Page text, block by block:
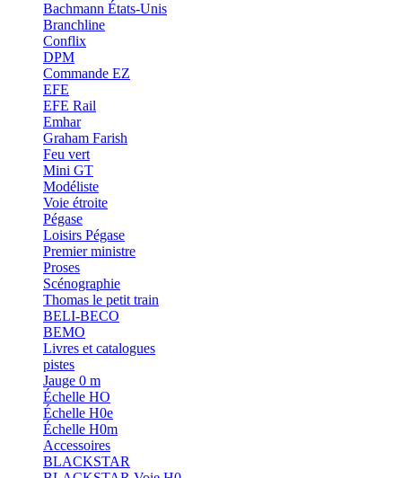
Bachmann États-Unis
Branchline
Conflix
DPM
Commande EZ
EFE
EFE Rail
Emhar
Graham Farish
Feu vert
Mini GT
Modéliste
Voie étroite
Pégase
Loisirs Pégase
Premier ministre
Proses
Scénographie
Thomas le petit train
BELI-BECO
BEMO
Livres et catalogues
pistes
Jauge 0 m
Échelle HO
Échelle H0e
Échelle H0m
Accessoires
BLACKSTAR